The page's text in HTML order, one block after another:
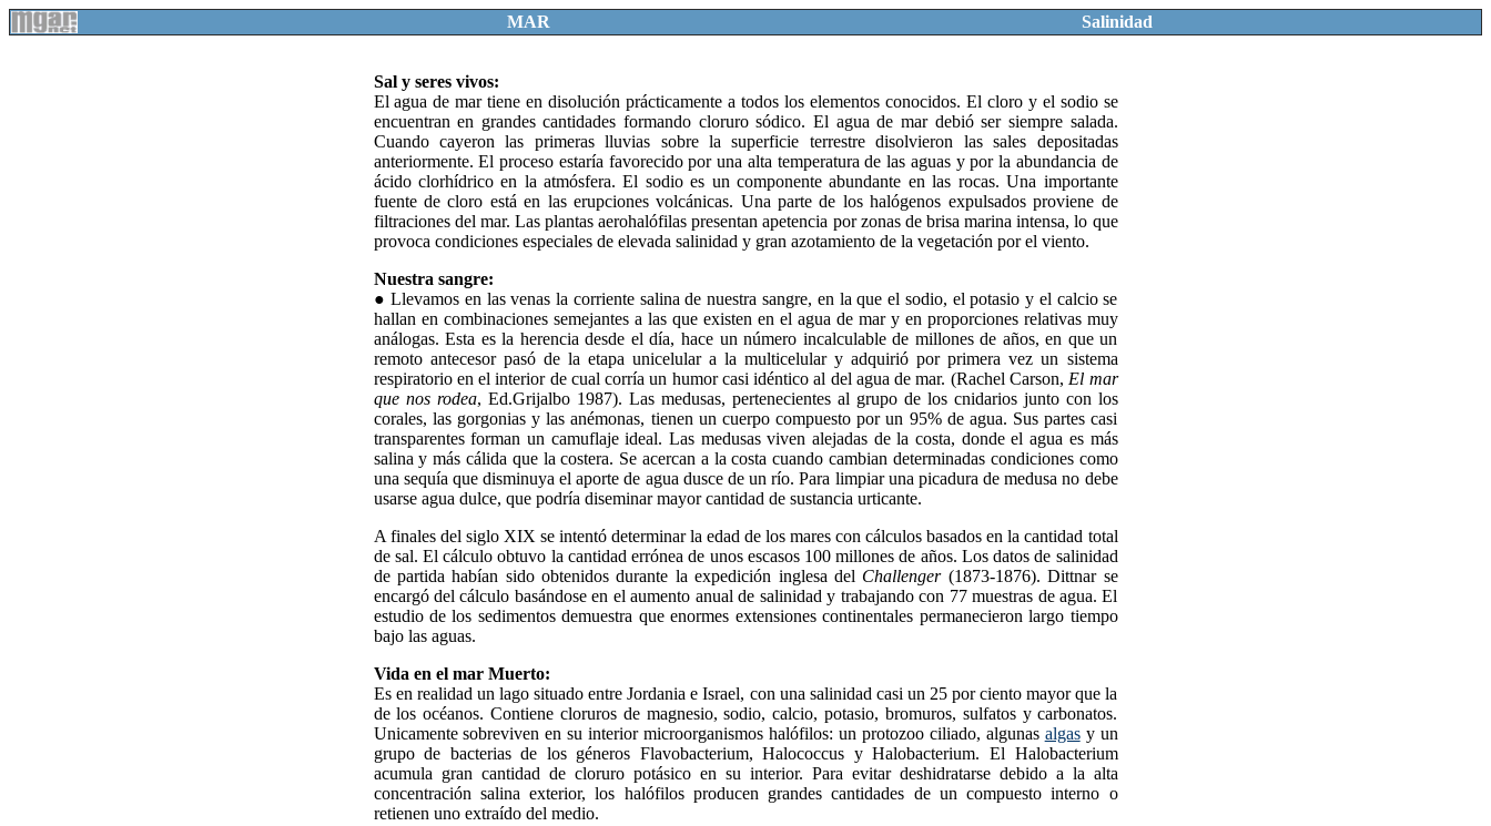
MAR Salinidad
Sal y seres vivos:
El agua de mar tiene en disolución prácticamente a todos los elementos conocidos. El cloro y el sodio se
encuentran en grandes cantidades formando cloruro sódico. El agua de mar debió ser siempre salada.
Cuando cayeron las primeras lluvias sobre la superficie terrestre disolvieron las sales depositadas
anteriormente. El proceso estaría favorecido por una alta temperatura de las aguas y por la abundancia de
ácido clorhídrico en la atmósfera. El sodio es un componente abundante en las rocas. Una importante
fuente de cloro está en las erupciones volcánicas. Una parte de los halógenos expulsados proviene de
filtraciones del mar. Las plantas aerohalófilas presentan apetencia por zonas de brisa marina intensa, lo que
provoca condiciones especiales de elevada salinidad y gran azotamiento de la vegetación por el viento.
Nuestra sangre:
● Llevamos en las venas la corriente salina de nuestra sangre, en la que el sodio, el potasio y el calcio se
hallan en combinaciones semejantes a las que existen en el agua de mar y en proporciones relativas muy
análogas. Esta es la herencia desde el día, hace un número incalculable de millones de años, en que un
remoto antecesor pasó de la etapa unicelular a la multicelular y adquirió por primera vez un sistema
respiratorio en el interior de cual corría un humor casi idéntico al del agua de mar. (Rachel Carson, El mar
que nos rodea, Ed.Grijalbo 1987). Las medusas, pertenecientes al grupo de los cnidarios junto con los
corales, las gorgonias y las anémonas, tienen un cuerpo compuesto por un 95% de agua. Sus partes casi
transparentes forman un camuflaje ideal. Las medusas viven alejadas de la costa, donde el agua es más
salina y más cálida que la costera. Se acercan a la costa cuando cambian determinadas condiciones como
una sequía que disminuya el aporte de agua dusce de un río. Para limpiar una picadura de medusa no debe
usarse agua dulce, que podría diseminar mayor cantidad de sustancia urticante.
A finales del siglo XIX se intentó determinar la edad de los mares con cálculos basados en la cantidad total
de sal. El cálculo obtuvo la cantidad errónea de unos escasos 100 millones de años. Los datos de salinidad
de partida habían sido obtenidos durante la expedición inglesa del Challenger(1873-1876). Dittnar se
encargó del cálculo basándose en el aumento anual de salinidad y trabajando con 77 muestras de agua. El
estudio de los sedimentos demuestra que enormes extensiones continentales permanecieron largo tiempo
bajo las aguas.
Vida en el mar Muerto:
Es en realidad un lago situado entre Jordania e Israel, con una salinidad casi un 25 por ciento mayor que la
de los océanos. Contiene cloruros de magnesio, sodio, calcio, potasio, bromuros, sulfatos y carbonatos.
Unicamente sobreviven en su interior microorganismos halófilos: un protozoo ciliado, algunas algasy un
grupo de bacterias de los géneros Flavobacterium, Halococcus y Halobacterium. El Halobacterium
acumula gran cantidad de cloruro potásico en su interior. Para evitar deshidratarse debido a la alta
concentración salina exterior, los halófilos producen grandes cantidades de un compuesto interno o
retienen uno extraído del medio.